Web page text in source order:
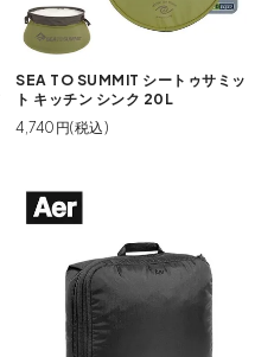
SEA TO SUMMIT シートゥサミッ
ト キッチン シンク 20L
4,740円(税込)